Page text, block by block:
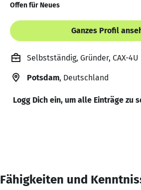
Offen für Neues
Ganzes Profil
Selbstständig, Gründer, CAX-4U
Potsdam, Deutschland
Logg Dich ein, um alle Einträge zu
Fähigkeiten und